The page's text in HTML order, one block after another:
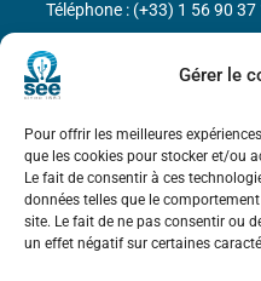
Gérer le
Pour offrir les meilleures
que les cookies pour stocker et/ou
Le fait de consentir à ces
données telles que le
site. Le fait de ne pas consentir ou
un effet négatif sur certaines
Bicentenaire des
Marie Ampère
Mentions légales
Téléphone : (+33) 1 56 90 37
N° de SIREN : 785 393 232,
communautaire : FR44 785